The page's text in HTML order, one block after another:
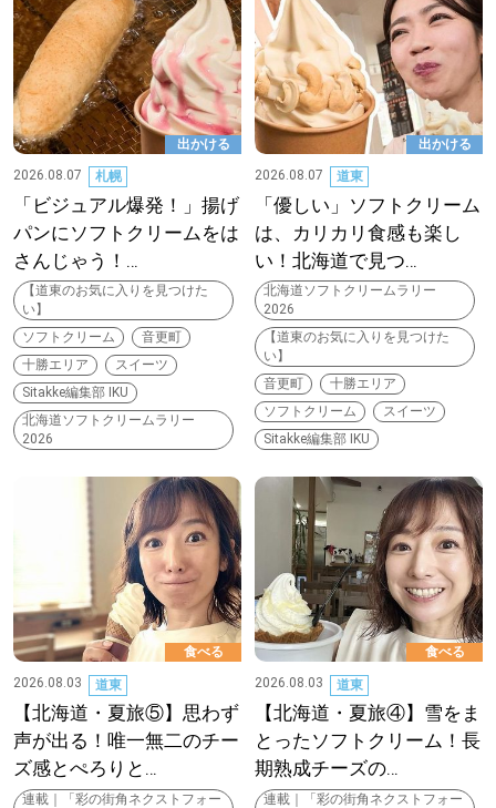
札幌
道北
道南
道東
道央
KEYWORD キーワード
Sitakke編集部あい
【いろんな価値観や生き方に触れたい】
Sitakke編集部 IKU 【まったり楽しみたい】
【暮らしの知恵を身につけたい】 札幌市
【札幌のお気に入りを見つけたい】
【道央のお気に入りを見つけたい】
【道北のお気に入りを見つけたい】
【道東のお気に入りを見つけたい】
出かける
2026.08.07
札幌
「ビジュアル爆発！」揚げ
パンにソフトクリームをは
さんじゃう！…
【道東のお気に入りを見つけた
い】
ソフトクリーム
音更町
十勝エリア
スイーツ
Sitakke編集部 IKU
北海道ソフトクリームラリー
2026
出かける
2026.08.07
道東
「優しい」ソフトクリーム
は、カリカリ食感も楽し
い！北海道で見つ…
北海道ソフトクリームラリー
2026
【道東のお気に入りを見つけた
い】
音更町
十勝エリア
ソフトクリーム
スイーツ
Sitakke編集部 IKU
食べる
2026.08.03
道東
【北海道・夏旅⑤】思わず
声が出る！唯一無二のチー
ズ感とぺろりと…
連載｜「彩の街角ネクストフォー
食べる
2026.08.03
道東
【北海道・夏旅④】雪をま
とったソフトクリーム！長
期熟成チーズの…
連載｜「彩の街角ネクストフォー